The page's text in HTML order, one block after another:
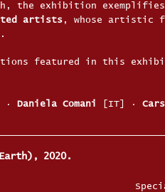
the exhibition
artists , whose artistic
featured in this
· Daniela Comani [IT] ·
2020.